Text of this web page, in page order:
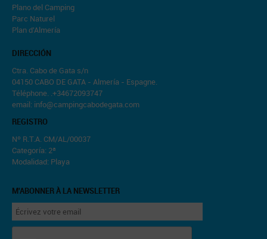
Plano del Camping
Parc Naturel
Plan d'Almería
DIRECCIÓN
Ctra. Cabo de Gata s/n
04150 CABO DE GATA - Almería - Espagne.
Téléphone. .+34672093747
email: info@campingcabodegata.com
REGISTRO
Nº R.T.A. CM/AL/00037
Categoría: 2ª
Modalidad: Playa
M'ABONNER À LA NEWSLETTER